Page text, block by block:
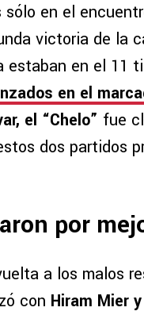
sólo en el
victoria de la
estaban en el 11
en el
el “Chelo” fue
dos partidos
por
a los malos
con Hiram Mier